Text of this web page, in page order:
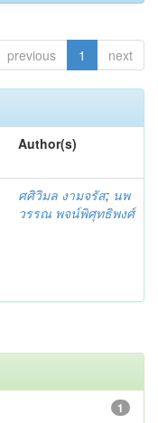
previous 1 next
Author(s)
ศศิวิมล งามจรัส; นพ
วรรณ พจน์พิศุทธิพงศ์
1